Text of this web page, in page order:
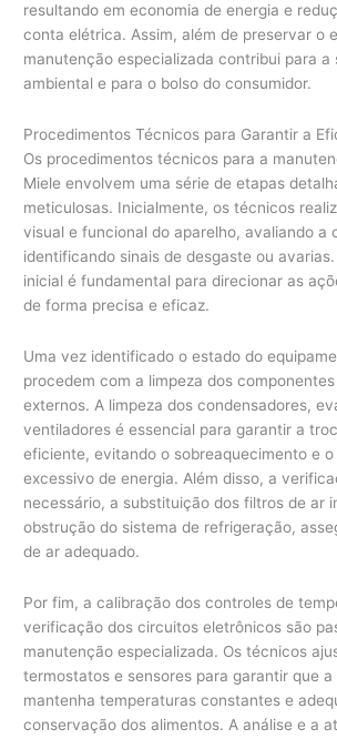
resultando em economia de energia e
conta elétrica. Assim, além de preservar o
manutenção especializada contribui para a
ambiental e para o bolso do consumidor.
Procedimentos Técnicos para Garantir a
Os procedimentos técnicos para a
Miele envolvem uma série de etapas
meticulosas. Inicialmente, os técnicos
visual e funcional do aparelho, avaliando a
identificando sinais de desgaste ou
inicial é fundamental para direcionar as
de forma precisa e eficaz.
Uma vez identificado o estado do
procedem com a limpeza dos
externos. A limpeza dos condensadores,
ventiladores é essencial para garantir a
eficiente, evitando o sobreaquecimento e
excessivo de energia. Além disso, a
necessário, a substituição dos filtros de ar
obstrução do sistema de refrigeração,
de ar adequado.
Por fim, a calibração dos controles de
verificação dos circuitos eletrônicos são
manutenção especializada. Os técnicos
termostatos e sensores para garantir que a
mantenha temperaturas constantes e
conservação dos alimentos. A análise e a